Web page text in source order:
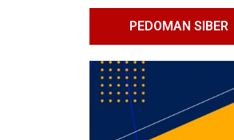
PEDOMAN SIBER